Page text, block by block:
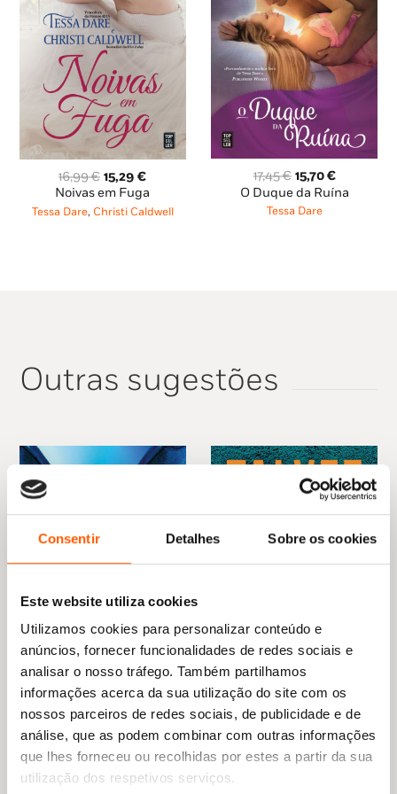
Consentir Detalhes Sobre os cookies
Este website utiliza cookies
Utilizamos cookies para personalizar conteúdo e
anúncios, fornecer funcionalidades de redes sociais e
analisar o nosso tráfego. Também partilhamos
informações acerca da sua utilização do site com os
nossos parceiros de redes sociais, de publicidade e de
análise, que as podem combinar com outras informações
que lhes forneceu ou recolhidas por estes a partir da sua
utilização dos respetivos serviços.
16,99€ O
preço
original
15,29€O
preço
atual
Noivas em Fuga
Tessa Dare, Christi Caldwell
17,45€ O
preço
original
15,70€O
preço
O Duque da Ruína
Tessa Dare
Outras sugestões
19,85€O
preço
original
era:
19,85 €.
17,87€O
preço
atual
é:
17,87 €.
Sem Olhar Para Trás
(Slammed 2)
Colleen Hoover
20,95€ O
preço
original
era:
12,57€O
preço
atual
é:
Talvez Um Dia
Colleen Hoover